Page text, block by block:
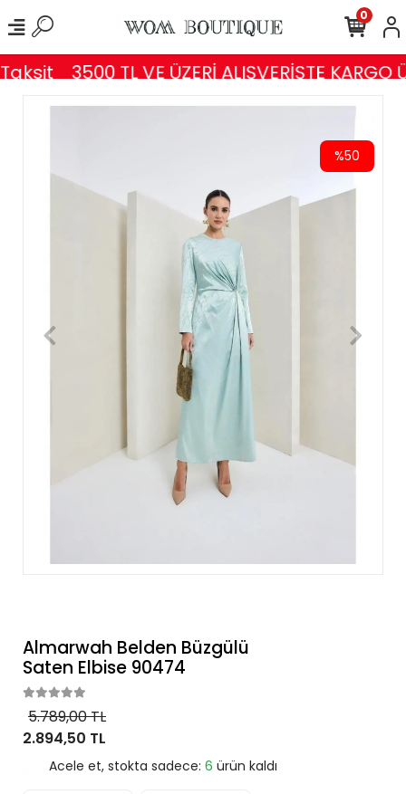
3500 TL VE ÜZERİ ALIŞVERİŞTE KARGO
0
%50
Almarwah Belden Büzgülü
Saten Elbise 90474
5.789,00 TL
2.894,50 TL
Acele et, stokta sadece: 6 ürün kaldı